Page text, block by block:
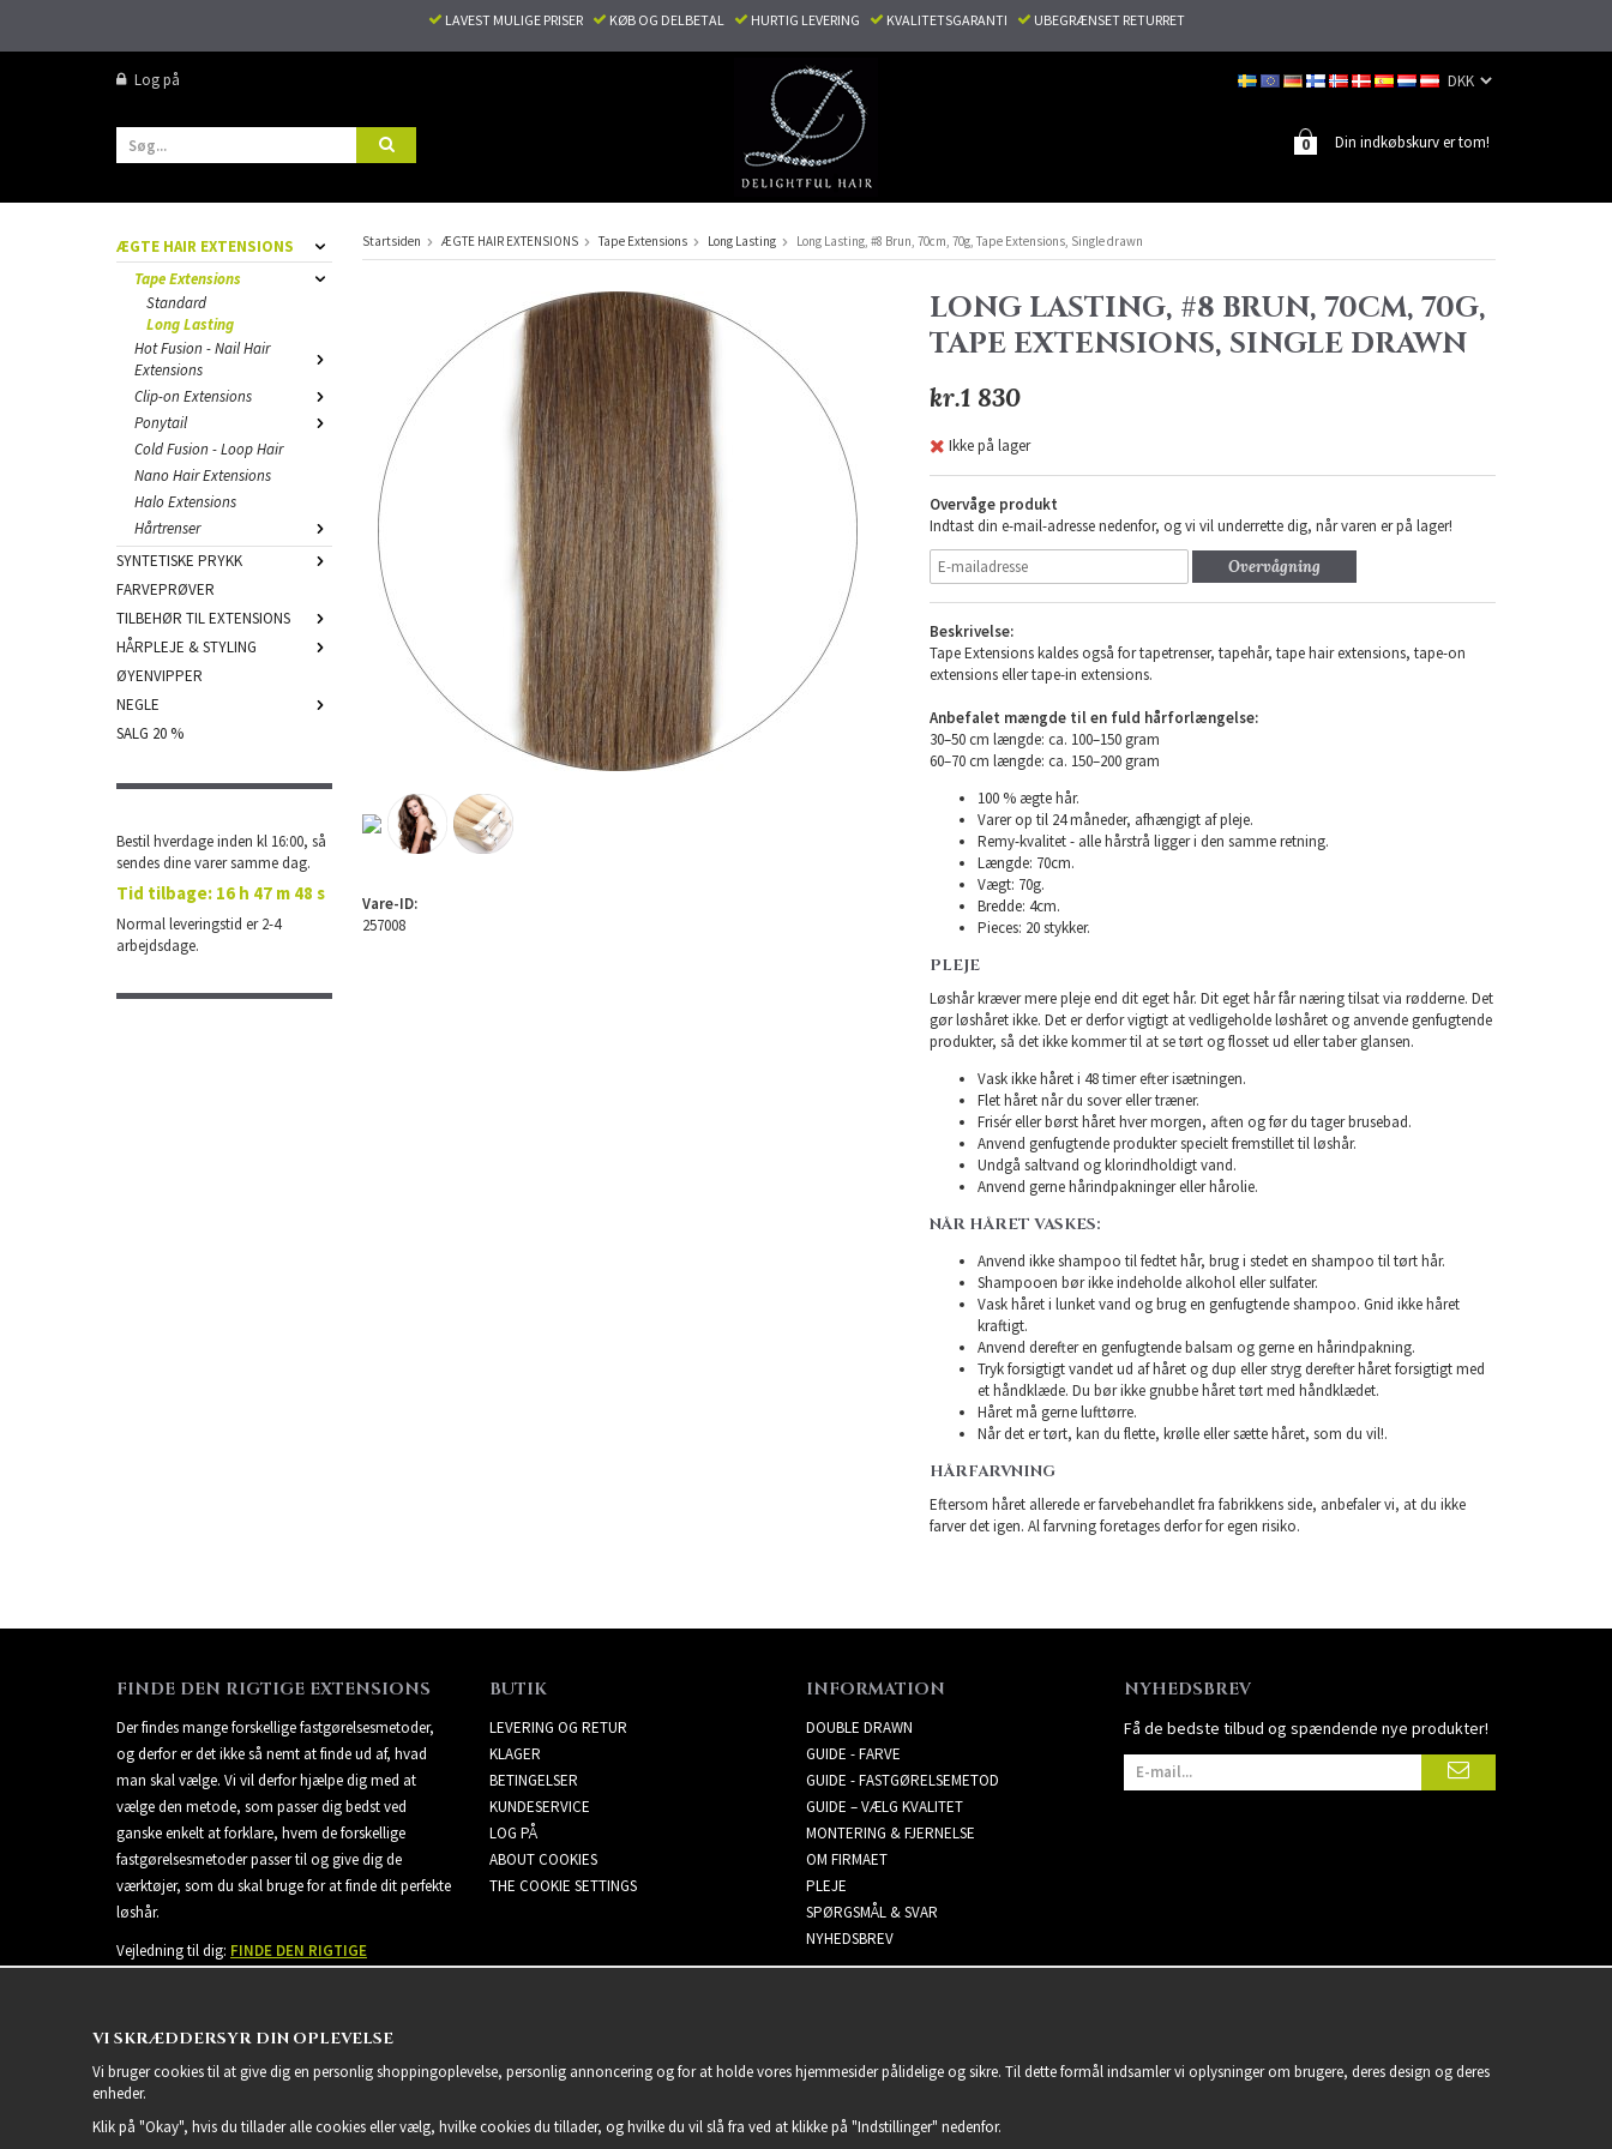
LAVEST MULIGE PRISER KØB OG DELBETAL HURTIG LEVERING KVALITETSGARANTI UBEGRÆNSET RETURRET
Log på
Din indkøbskurv er tom!
0
ÆGTE HAIR EXTENSIONS
Tape Extensions
Standard
Long Lasting
Hot Fusion - Nail Hair
Extensions
Clip-on Extensions
Ponytail
Cold Fusion - Loop Hair
Nano Hair Extensions
Halo Extensions
Hårtrenser
SYNTETISKE PRYKK
FARVEPRØVER
TILBEHØR TIL EXTENSIONS
HÅRPLEJE & STYLING
ØYENVIPPER
NEGLE
SALG 20 %
Bestil hverdage inden kl 16:00, så
sendes dine varer samme dag.
Tid tilbage: 16 h 47 m 47 s
Normal leveringstid er 2-4
arbejdsdage.
Startsiden ÆGTE HAIR EXTENSIONS Tape Extensions Long Lasting Long Lasting, #8 Brun, 70cm, 70g, Tape Extensions, Single drawn
LONG LASTING, #8 BRUN, 70CM, 70G,
TAPE EXTENSIONS, SINGLE DRAWN
kr.1 830
Ikke på lager
Overvåge produkt
Indtast din e-mail-adresse nedenfor, og vi vil underrette dig, når varen er på lager!
Overvågning
Beskrivelse:
Tape Extensions kaldes også for tapetrenser, tapehår, tape hair extensions, tape-on
extensions eller tape-in extensions.
Anbefalet mængde til en fuld hårforlængelse:
30–50 cm længde: ca. 100–150 gram
60–70 cm længde: ca. 150–200 gram
100 % ægte hår.
Varer op til 24 måneder, afhængigt af pleje.
Remy-kvalitet - alle hårstrå ligger i den samme retning.
Længde: 70cm.
Vægt: 70g.
Bredde: 4cm.
Pieces: 20 stykker.
PLEJE
Løshår kræver mere pleje end dit eget hår. Dit eget hår får næring tilsat via rødderne. Det
gør løshåret ikke. Det er derfor vigtigt at vedligeholde løshåret og anvende genfugtende
produkter, så det ikke kommer til at se tørt og flosset ud eller taber glansen.
Vask ikke håret i 48 timer efter isætningen.
Flet håret når du sover eller træner.
Frisér eller børst håret hver morgen, aften og før du tager brusebad.
Anvend genfugtende produkter specielt fremstillet til løshår.
Undgå saltvand og klorindholdigt vand.
Anvend gerne hårindpakninger eller hårolie.
NÅR HÅRET VASKES:
Anvend ikke shampoo til fedtet hår, brug i stedet en shampoo til tørt hår.
Shampooen bør ikke indeholde alkohol eller sulfater.
Vask håret i lunket vand og brug en genfugtende shampoo. Gnid ikke håret
kraftigt.
Anvend derefter en genfugtende balsam og gerne en hårindpakning.
Tryk forsigtigt vandet ud af håret og dup eller stryg derefter håret forsigtigt med
et håndklæde. Du bør ikke gnubbe håret tørt med håndklædet.
Håret må gerne lufttørre.
Når det er tørt, kan du flette, krølle eller sætte håret, som du vil!.
HÅRFARVNING
Eftersom håret allerede er farvebehandlet fra fabrikkens side, anbefaler vi, at du ikke
farver det igen. Al farvning foretages derfor for egen risiko.
Vare-ID:
257008
FINDE DEN RIGTIGE EXTENSIONS
Der findes mange forskellige fastgørelsesmetoder,
og derfor er det ikke så nemt at finde ud af, hvad
man skal vælge. Vi vil derfor hjælpe dig med at
vælge den metode, som passer dig bedst ved
ganske enkelt at forklare, hvem de forskellige
fastgørelsesmetoder passer til og give dig de
værktøjer, som du skal bruge for at finde dit perfekte
løshår.
Vejledning til dig: FINDE DEN RIGTIGE
BUTIK
LEVERING OG RETUR
KLAGER
BETINGELSER
KUNDESERVICE
LOG PÅ
ABOUT COOKIES
THE COOKIE SETTINGS
INFORMATION
DOUBLE DRAWN
GUIDE - FARVE
GUIDE - FASTGØRELSEMETOD
GUIDE – VÆLG KVALITET
MONTERING & FJERNELSE
OM FIRMAET
PLEJE
SPØRGSMÅL & SVAR
NYHEDSBREV
NYHEDSBREV
Få de bedste tilbud og spændende nye produkter!
VI SKRÆDDERSYR DIN OPLEVELSE
Vi bruger cookies til at give dig en personlig shoppingoplevelse, personlig annoncering og for at holde vores hjemmesider pålidelige og sikre. Til dette formål indsamler vi oplysninger om brugere, deres design og deres
enheder.
Klik på "Okay", hvis du tillader alle cookies eller vælg, hvilke cookies du tillader, og hvilke du vil slå fra ved at klikke på "Indstillinger" nedenfor.